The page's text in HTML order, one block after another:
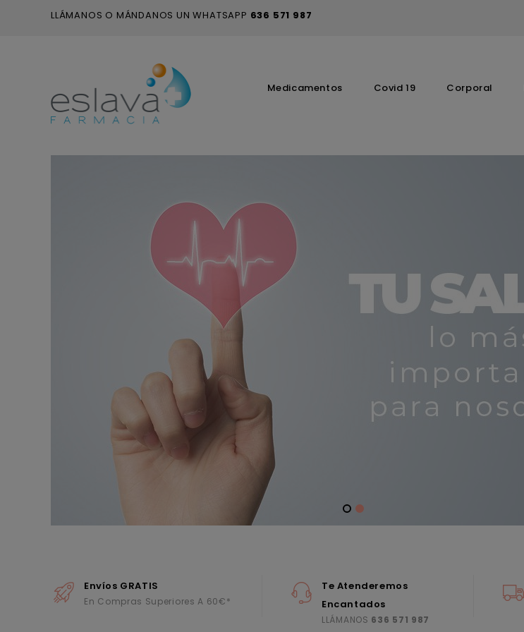
LLÁMANOS O MÁNDANOS UN WHATSAPP 636 571 987
Medicamentos Covid 19 Corporal
Envíos GRATIS
En Compras Superiores A 60€*
Te Atenderemos
Encantados
LLÁMANOS 636 571 987